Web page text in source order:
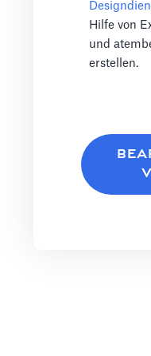
Hilfe von
und
erstellen.